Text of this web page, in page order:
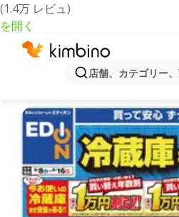
(1.4万 レビュ)
を開く
店舗、カテゴリー
最新のチラシとオフ